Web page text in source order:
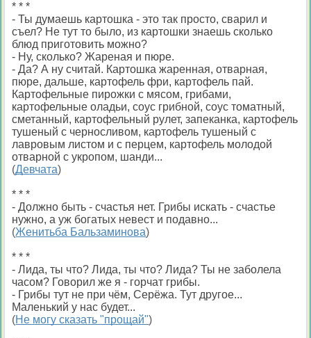
* * *
- Ты думаешь картошка - это так просто, сварил и
съел? Не тут то было, из картошки знаешь сколько
блюд приготовить можно?
- Ну, сколько? Жареная и пюре.
- Да? А ну считай. Картошка жаренная, отварная,
пюре, дальше, картофель фри, картофель пай.
Картофельные пирожки с мясом, грибами,
картофельные оладьи, соус грибной, соус томатный,
сметанный, картофельный рулет, запеканка, картофель
тушеный с черносливом, картофель тушеный с
лавровым листом и с перцем, картофель молодой
отварной с укропом, шанди...
(Девчата)
* * *
- Должно быть - счастья нет. Грибы искать - счастье
нужно, а уж богатых невест и подавно...
(Женитьба Бальзаминова)
* * *
- Лида, ты что? Лида, ты что? Лида? Ты не заболела
часом? Говорил же я - горчат грибы.
- Грибы тут не при чём, Серёжа. Тут другое...
Маленький у нас будет...
(Не могу сказать "прощай")